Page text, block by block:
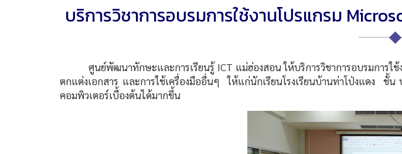
บริการวิชาการอบรมการใช้งานโปรแกรม
ศูนย์พัฒนาทักษะและการเรียนรู้ ICT แม่ฮ่องสอน ให้บริการวิชาการอบรมการใช้
ตกแต่งเอกสาร และการใช้เครื่องมืออื่นๆ ให้แก่นักเรียนโรงเรียนบ้านท่าโป่งแดง
คอมพิวเตอร์เบื้องต้นได้มากขึ้น